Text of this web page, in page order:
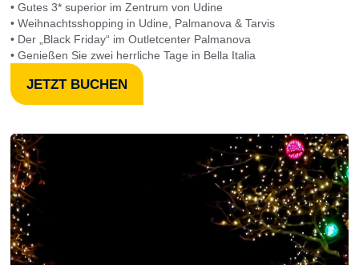
• Gutes 3* superior im Zentrum von Udine
• Weihnachtsshopping in Udine, Palmanova & Tarvis
• Der „Black Friday“ im Outletcenter Palmanova
• Genießen Sie zwei herrliche Tage in Bella Italia
JETZT BUCHEN